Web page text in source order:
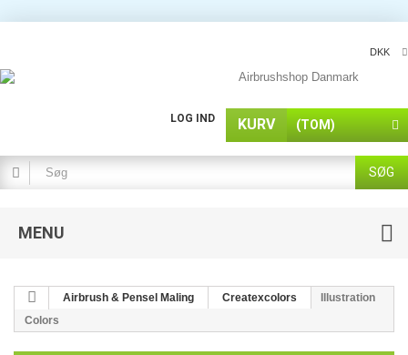
DKK
KURV (TOM)
LOG IND
SØG
MENU
Airbrush & Pensel Maling Createxcolors
Illustration
Colors